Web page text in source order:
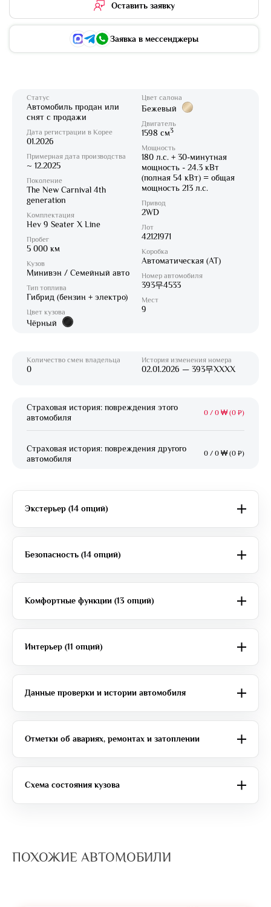
Оставить заявку
Заявка в мессенджеры
Статус
Автомобиль продан или
снят с продажи
Дата регистрации в Корее
01.2026
Примерная дата производства
~ 12.2025
Поколение
The New Carnival 4th
generation
Комплектация
Hev 9 Seater X Line
Пробег
5 000 км
Кузов
Минивэн / Семейный авто
Тип топлива
Гибрид (бензин + электро)
Цвет кузова
Чёрный
Цвет салона
Бежевый
Двигатель
1598 см3
Мощность
180 л.с. + 30-минутная
мощность - 24.3 кВт
(полная 54 кВт) = общая
мощность 213 л.с.
Привод
2WD
Лот
42121971
Коробка
Автоматическая (AT)
Номер автомобиля
393무4533
Мест
9
Количество смен владельца
0
История изменения номера
02.01.2026 — 393무XXXX
Страховая история: повреждения этого
автомобиля
0 / 0 ₩ (0 ₽)
Страховая история: повреждения другого
автомобиля
0 / 0 ₩ (0 ₽)
Экстерьер (14 опций)
Безопасность (14 опций)
Комфортные функции (13 опций)
Интерьер (11 опций)
Данные проверки и истории автомобиля
Отметки об авариях, ремонтах и затоплении
Схема состояния кузова
ПОХОЖИЕ АВТОМОБИЛИ